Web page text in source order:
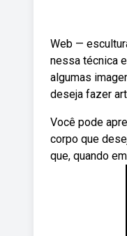
Web —
nessa técnica
algumas
deseja fazer
Você pode
corpo que
que, quando